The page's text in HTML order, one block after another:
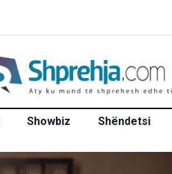
Showbiz
Shëndetsi